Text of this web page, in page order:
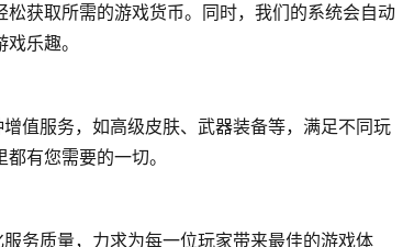
获取所需的游戏货币。同时，我们的系统会自动
乐趣。
值服务，如高级皮肤、武器装备等，满足不同玩
有您需要的一切。
务质量，力求为每一位玩家带来最佳的游戏体